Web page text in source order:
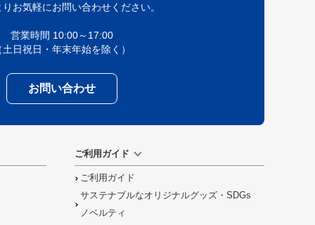
お気軽にお問い合わせください。
営業時間 10:00～17:00
土日祝日・年末年始を除く）
お問い合わせ
ご利用ガイド
ご利用ガイド
サステナブルなオリジナルグッズ・SDGs
ノベルティ